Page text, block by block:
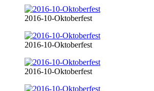
2016-10-Oktoberfest
2016-10-Oktoberfest
2016-10-Oktoberfest